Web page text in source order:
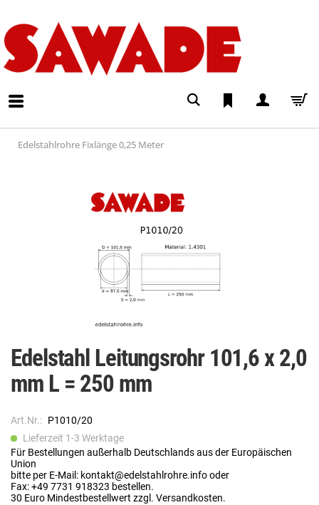
Edelstahlrohre Fixlänge 0,25 Meter
Edelstahl Leitungsrohr 101,6 x 2,0
mm L = 250 mm
Art.Nr.: P1010/20
Lieferzeit 1-3 Werktage
Für Bestellungen außerhalb Deutschlands aus der Europäischen
Union
bitte per E-Mail: kontakt@edelstahlrohre.info oder
Fax: +49 7731 918323 bestellen.
30 Euro Mindestbestellwert zzgl. Versandkosten.